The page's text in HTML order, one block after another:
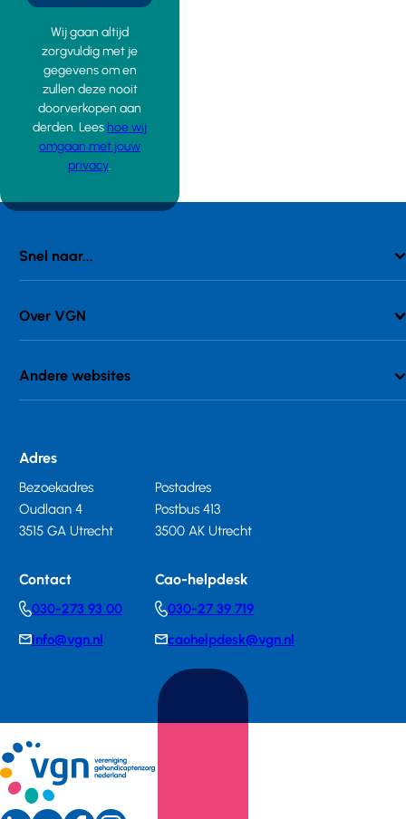
Wij gaan altijd
zorgvuldig met je
gegevens om en
zullen deze nooit
doorverkopen aan
derden. Lees hoe wij
omgaan met jouw
privacy.
Snel naar...
Over VGN
Andere websites
Adres
Bezoekadres
Oudlaan 4
3515 GA Utrecht
Postadres
Postbus 413
3500 AK Utrecht
Contact
Telephonenumber
030-273 93 00
E-info@vgn.nl
Cao-helpdesk
Telephonenumber
030-27 39 719
E-
mail
caohelpdesk@vgn.nl